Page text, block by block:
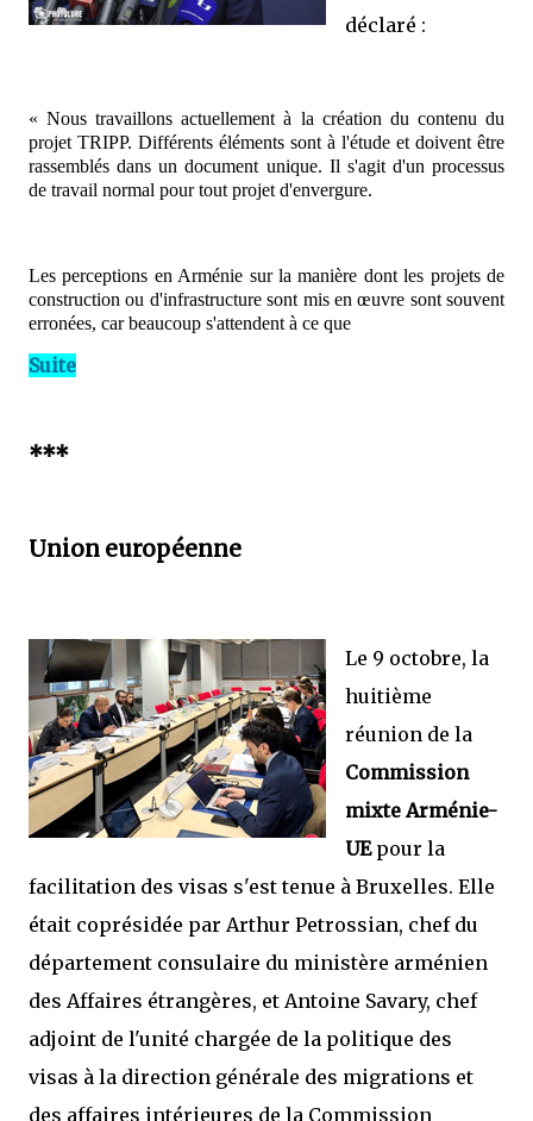
déclaré :
« Nous travaillons actuellement à la création du contenu du
projet TRIPP. Différents éléments sont à l'étude et doivent être
rassemblés dans un document unique. Il s'agit d'un processus
de travail normal pour tout projet d'envergure.
Les perceptions en Arménie sur la manière dont les projets de
construction ou d'infrastructure sont mis en œuvre sont souvent
erronées, car beaucoup s'attendent à ce que
Suite
***
Union européenne
Le 9 octobre, la
huitième
réunion de la
Commission
mixte Arménie-
UEpour la
facilitation des visas s'est tenue à Bruxelles. Elle
était coprésidée par Arthur Petrossian, chef du
département consulaire du ministère arménien
des Affaires étrangères, et Antoine Savary, chef
adjoint de l'unité chargée de la politique des
visas à la direction générale des migrations et
des affaires intérieures de la Commission